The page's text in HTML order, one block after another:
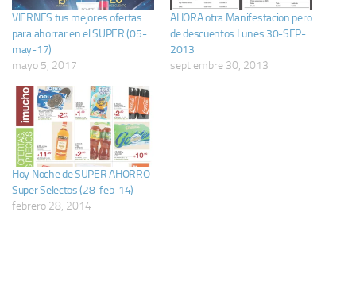
VIERNES tus mejores ofertas
para ahorrar en el SUPER (05-
may-17)
mayo 5, 2017
AHORA otra Manifestacion pero
de descuentos Lunes 30-SEP-
2013
septiembre 30, 2013
Hoy Noche de SUPER AHORRO
Super Selectos (28-feb-14)
febrero 28, 2014